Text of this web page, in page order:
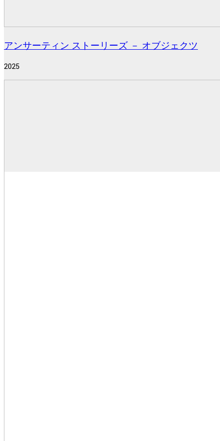
アンサーティン ストーリーズ － オブジェクツ
2025